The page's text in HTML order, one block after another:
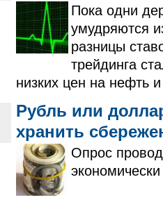
Пока одни
умудряются
разницы
трейдинга
низких цен на нефть
Рубль или
хранить
Опрос